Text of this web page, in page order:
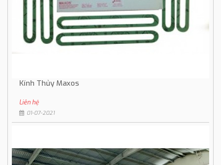
Kính Thủy Maxos
Liên hệ
01-07-2021